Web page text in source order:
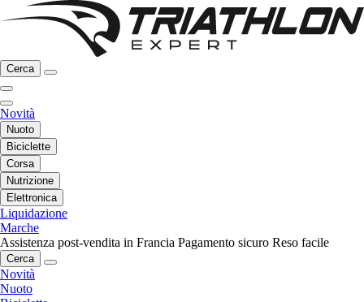
Cerca
Novità
Nuoto
Biciclette
Corsa
Nutrizione
Elettronica
Liquidazione
Marche
Assistenza post-vendita in Francia Pagamento sicuro Reso facile
Cerca
Novità
Nuoto